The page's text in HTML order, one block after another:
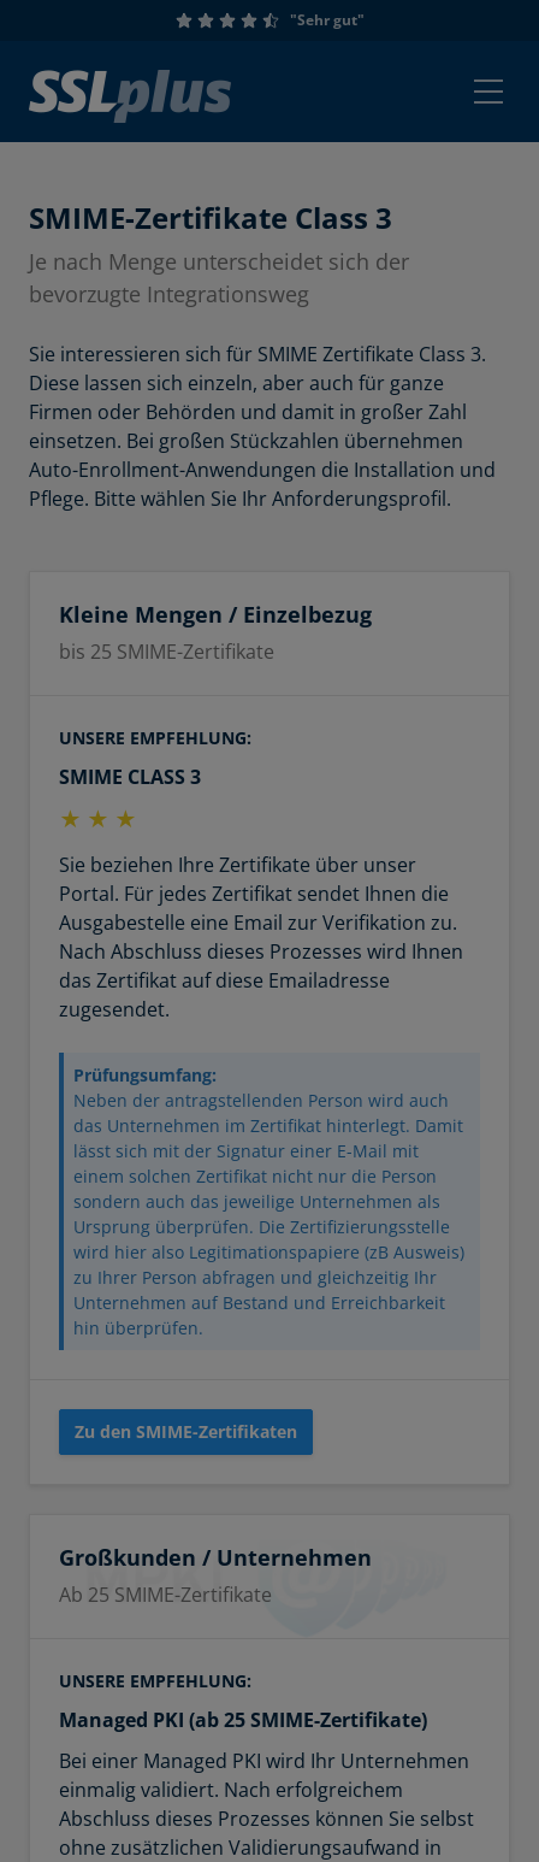
"Sehr gut"
SMIME-Zertifikate Class 3
Je nach Menge unterscheidet sich der
bevorzugte Integrationsweg
Sie interessieren sich für SMIME Zertifikate Class 3.
Diese lassen sich einzeln, aber auch für ganze
Firmen oder Behörden und damit in großer Zahl
einsetzen. Bei großen Stückzahlen übernehmen
Auto-Enrollment-Anwendungen die Installation und
Pflege. Bitte wählen Sie Ihr Anforderungsprofil.
Kleine Mengen / Einzelbezug
bis 25 SMIME-Zertifikate
UNSERE EMPFEHLUNG:
SMIME CLASS 3
★ ★ ★
Sie beziehen Ihre Zertifikate über unser
Portal. Für jedes Zertifikat sendet Ihnen die
Ausgabestelle eine Email zur Verifikation zu.
Nach Abschluss dieses Prozesses wird Ihnen
das Zertifikat auf diese Emailadresse
zugesendet.
Prüfungsumfang:
Neben der antragstellenden Person wird auch
das Unternehmen im Zertifikat hinterlegt. Damit
lässt sich mit der Signatur einer E-Mail mit
einem solchen Zertifikat nicht nur die Person
sondern auch das jeweilige Unternehmen als
Ursprung überprüfen. Die Zertifizierungsstelle
wird hier also Legitimationspapiere (zB Ausweis)
zu Ihrer Person abfragen und gleichzeitig Ihr
Unternehmen auf Bestand und Erreichbarkeit
hin überprüfen.
Zu den SMIME-Zertifikaten
Großkunden / Unternehmen
Ab 25 SMIME-Zertifikate
UNSERE EMPFEHLUNG:
Managed PKI (ab 25 SMIME-Zertifikate)
Bei einer Managed PKI wird Ihr Unternehmen
einmalig validiert. Nach erfolgreichem
Abschluss dieses Prozesses können Sie selbst
ohne zusätzlichen Validierungsaufwand in